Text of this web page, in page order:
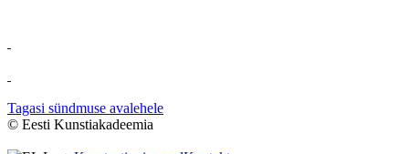
Tagasi sündmuse avalehele
© Eesti Kunstiakadeemia